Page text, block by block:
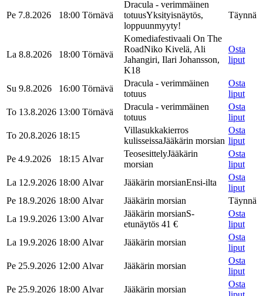
Pe 7.8.2026 18:00 Törnävä
Dracula - verimmäinen
totuusYksityisnäytös,
loppuunmyyty!
Täynnä
La 8.8.2026 18:00 Törnävä
Komediafestivaali On The
RoadNiko Kivelä, Ali
Jahangiri, Ilari Johansson,
K18
Osta
liput
Su 9.8.2026 16:00 Törnävä
Dracula - verimmäinen
totuus
Osta
liput
To 13.8.2026 13:00 Törnävä
Dracula - verimmäinen
totuus
Osta
liput
To 20.8.2026 18:15
Villasukkakierros
kulisseissaJääkärin morsian
Osta
liput
Pe 4.9.2026
18:15 Alvar
TeosesittelyJääkärin
morsian
Osta
liput
La 12.9.2026 18:00 Alvar Jääkärin morsianEnsi-ilta
Osta
liput
Pe 18.9.2026 18:00 Alvar Jääkärin morsian
Täynnä
La 19.9.2026 13:00 Alvar
Jääkärin morsianS-
etunäytös 41 €
Osta
liput
La 19.9.2026 18:00 Alvar Jääkärin morsian
Osta
liput
Pe 25.9.2026 12:00 Alvar Jääkärin morsian
Osta
liput
Pe 25.9.2026 18:00 Alvar Jääkärin morsian
Osta